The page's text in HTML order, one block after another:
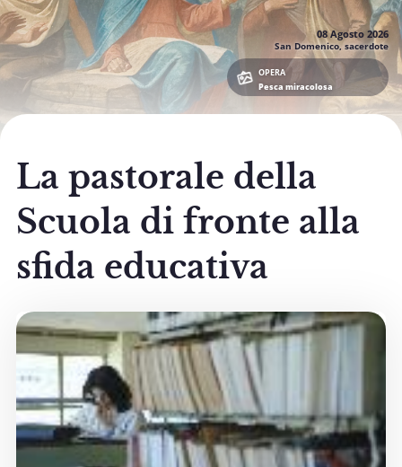
08 Agosto 2026
San Domenico, sacerdote
OPERA
Pesca miracolosa
La pastorale della
Scuola di fronte alla
sfida educativa